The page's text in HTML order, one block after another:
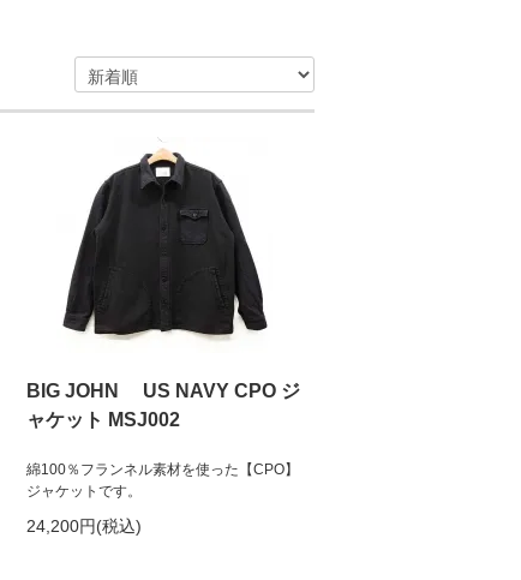
BIG JOHN US NAVY CPO ジ
ャケット MSJ002
綿100％フランネル素材を使った【CPO】
ジャケットです。
24,200円(税込)